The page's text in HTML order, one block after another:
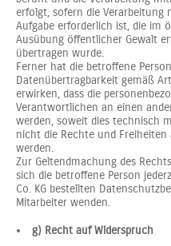
erfolgt, sofern die
Aufgabe erforderlich ist, die im
Ausübung öffentlicher Gewalt
übertragen wurde.
Ferner hat die betroffene
Datenübertragbarkeit gemäß
erwirken, dass die
Verantwortlichen an einen
werden, soweit dies technisch
nicht die Rechte und
werden.
Zur Geltendmachung des
sich die betroffene Person
Co. KG bestellten
Mitarbeiter wenden.
g) Recht auf Widerspruch